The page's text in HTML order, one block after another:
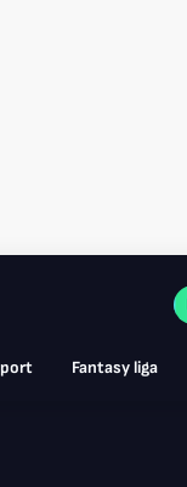
Fantasy liga